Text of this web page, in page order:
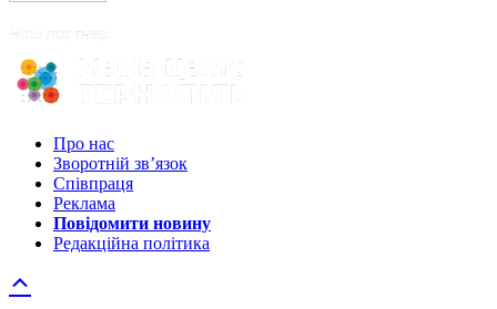
Про нас
Зворотній зв’язок
Співпраця
Реклама
Повідомити новину
Редакційна політика